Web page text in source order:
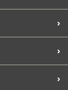
›
›
›